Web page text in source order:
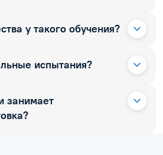
у такого обучения?
испытания?
занимает